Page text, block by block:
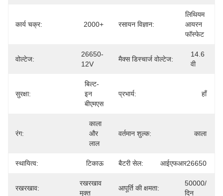
कार्य चक्र: 2000+ रसायन विज्ञान:
लिथियम
आयरन
फॉस्फेट
वोल्टेज:
26650-
12V
मैक्स डिस्चार्ज वोल्टेज:
14.6
वी
सुरक्षा:
बिल्ट-
इन
बीएमएस
प्रभार्य: हाँ
रंग:
काला
और
लाल
वर्तमान शुल्क: काला
स्थायित्व: टिकाऊ बैटरी सेल: आईएफआर26650
रखरखाव:
रखरखाव
मुक्त
आपूर्ति की क्षमता:
50000/
दिन